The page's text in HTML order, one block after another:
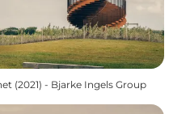
(2021) - Bjarke Ingels Group